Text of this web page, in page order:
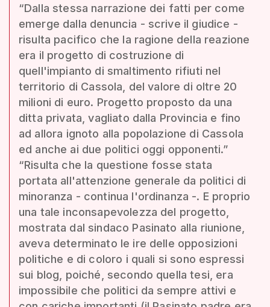
“Dalla stessa narrazione dei fatti per come
emerge dalla denuncia - scrive il giudice -
risulta pacifico che la ragione della reazione
era il progetto di costruzione di
quell'impianto di smaltimento rifiuti nel
territorio di Cassola, del valore di oltre 20
milioni di euro. Progetto proposto da una
ditta privata, vagliato dalla Provincia e fino
ad allora ignoto alla popolazione di Cassola
ed anche ai due politici oggi opponenti.”
“Risulta che la questione fosse stata
portata all'attenzione generale da politici di
minoranza - continua l'ordinanza -. E proprio
una tale inconsapevolezza del progetto,
mostrata dal sindaco Pasinato alla riunione,
aveva determinato le ire delle opposizioni
politiche e di coloro i quali si sono espressi
sui blog, poiché, secondo quella tesi, era
impossibile che politici da sempre attivi e